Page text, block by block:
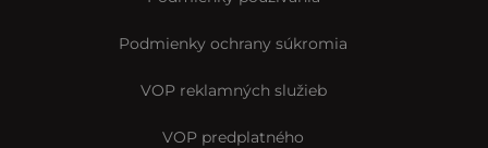
Podmienky ochrany súkromia
VOP reklamných služieb
VOP predplatného